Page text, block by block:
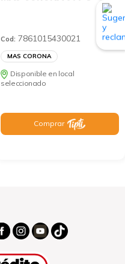
Cod: 7861015430021
MAS CORONA
Disponible en local
seleccionado
Comprar